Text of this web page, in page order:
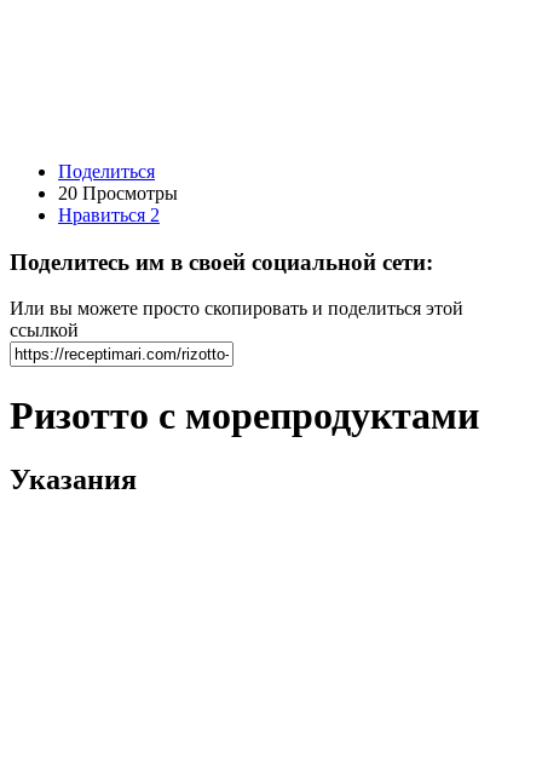
Поделиться
20 Просмотры
Нравиться 2
Поделитесь им в своей социальной сети:
Или вы можете просто скопировать и поделиться этой
ссылкой
Ризотто с морепродуктами
Указания